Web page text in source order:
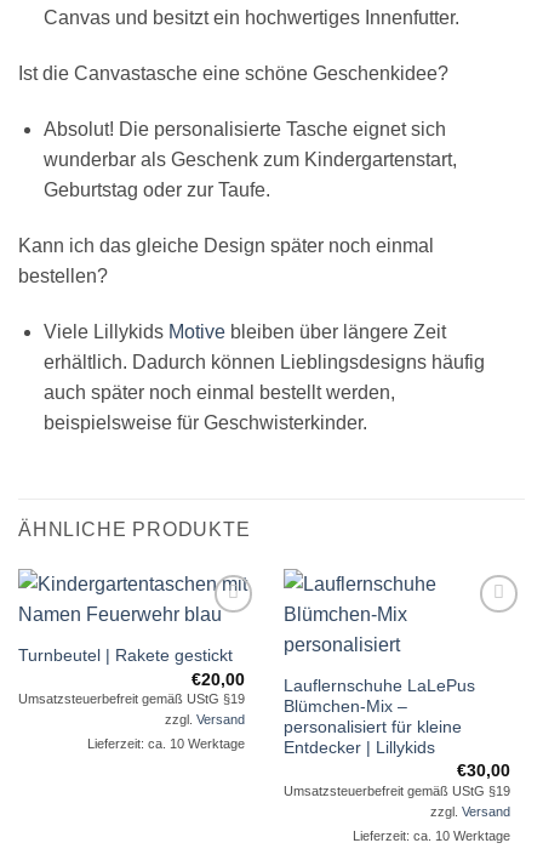
Canvas und besitzt ein hochwertiges Innenfutter.
Ist die Canvastasche eine schöne Geschenkidee?
Absolut! Die personalisierte Tasche eignet sich
wunderbar als Geschenk zum Kindergartenstart,
Geburtstag oder zur Taufe.
Kann ich das gleiche Design später noch einmal
bestellen?
Viele Lillykids Motivebleiben über längere Zeit
erhältlich. Dadurch können Lieblingsdesigns häufig
auch später noch einmal bestellt werden,
beispielsweise für Geschwisterkinder.
ÄHNLICHE PRODUKTE
Wunschliste
Turnbeutel | Rakete gestickt
€20,00
Umsatzsteuerbefreit gemäß UStG §19
zzgl. Versand
Lieferzeit: ca. 10 Werktage
Lauflernschuhe LaLePus
Blümchen-Mix –
personalisiert für kleine
Entdecker | Lillykids
€30,00
Umsatzsteuerbefreit gemäß UStG §19
zzgl. Versand
Lieferzeit: ca. 10 Werktage